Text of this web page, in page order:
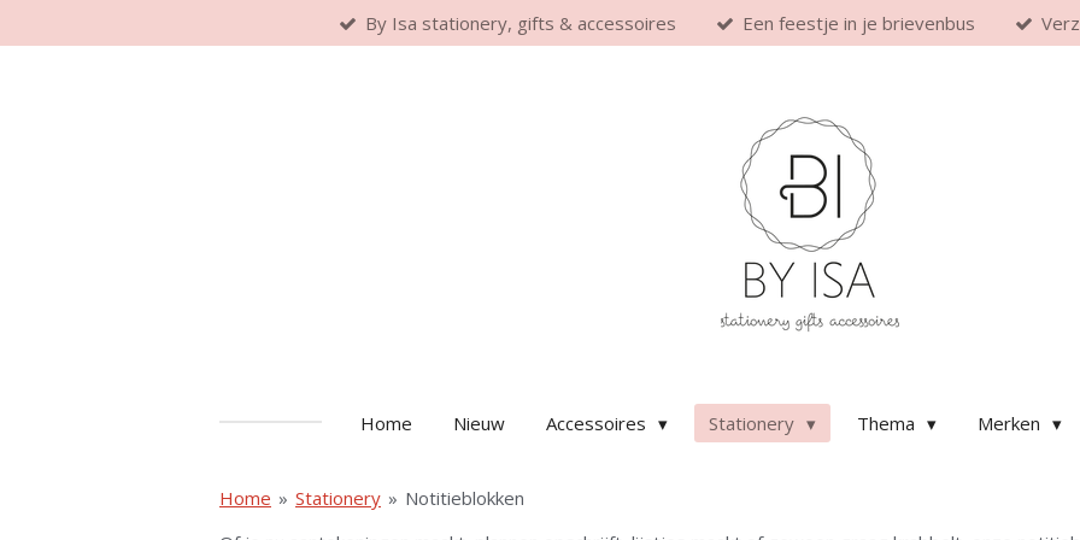
direct
By Isa stationery, gifts & accessoires Een feestje in je brievenbus
Home Nieuw Accessoires Stationery Thema Merken
Home » Stationery » Notitieblokken